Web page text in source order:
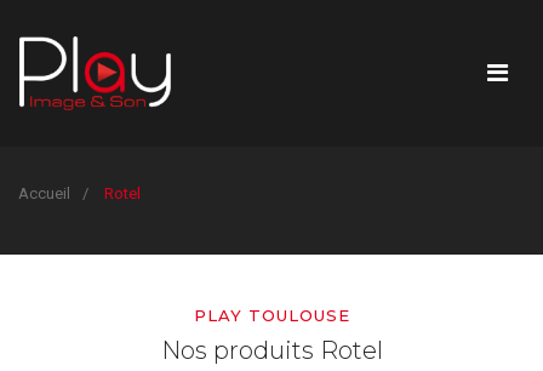
Accueil Rotel
PLAY TOULOUSE
Nos produits Rotel